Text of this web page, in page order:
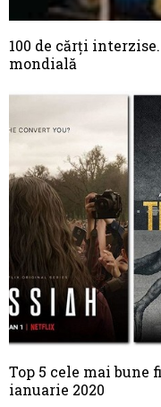
100 de cărţi
mondială
Top 5 cele mai
ianuarie 2020